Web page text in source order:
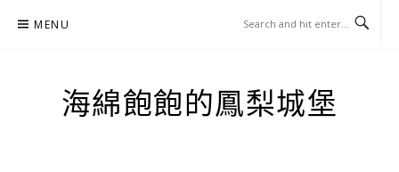
MENU
海綿飽飽的鳳梨城堡